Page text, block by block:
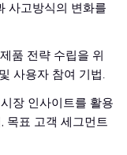
사고방식의 변화를
품 전략 수립을 위
사용자 참여 기법.
장 인사이트를 활용
목표 고객 세그먼트